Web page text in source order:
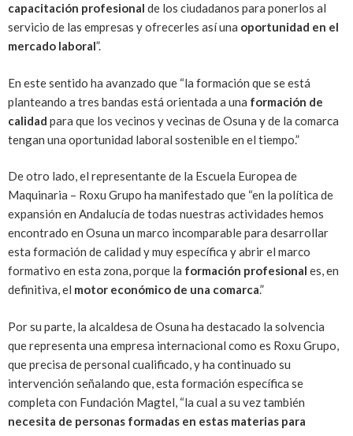
capacitación profesional de los ciudadanos para ponerlos al
servicio de las empresas y ofrecerles así una oportunidad en el
mercado laboral”.
En este sentido ha avanzado que “la formación que se está
planteando a tres bandas está orientada a una formación de
calidad para que los vecinos y vecinas de Osuna y de la comarca
tengan una oportunidad laboral sostenible en el tiempo.”
De otro lado, el representante de la Escuela Europea de
Maquinaria – Roxu Grupo ha manifestado que “en la política de
expansión en Andalucía de todas nuestras actividades hemos
encontrado en Osuna un marco incomparable para desarrollar
esta formación de calidad y muy específica y abrir el marco
formativo en esta zona, porque la formación profesional es, en
definitiva, el motor económico de una comarca.”
Por su parte, la alcaldesa de Osuna ha destacado la solvencia
que representa una empresa internacional como es Roxu Grupo,
que precisa de personal cualificado, y ha continuado su
intervención señalando que, esta formación específica se
completa con Fundación Magtel, “la cual a su vez también
necesita de personas formadas en estas materias para